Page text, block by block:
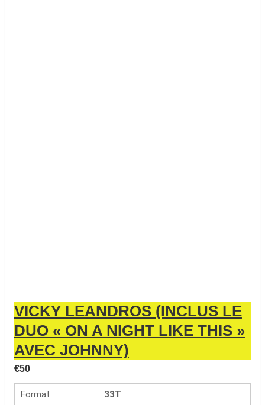
VICKY LEANDROS (INCLUS LE
DUO « ON A NIGHT LIKE THIS »
AVEC JOHNNY)
€50
Format 33T